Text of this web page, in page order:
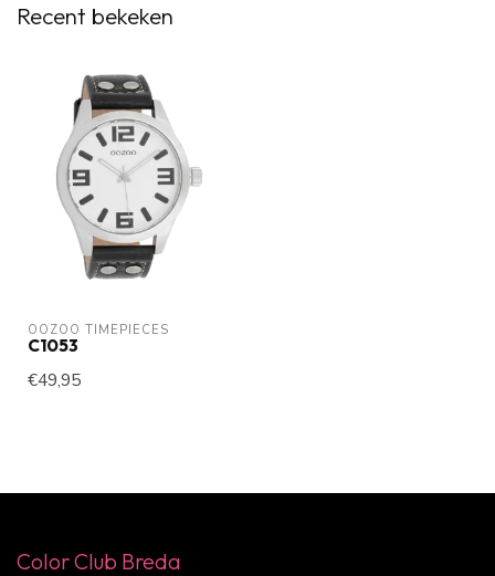
Recent bekeken
OOZOO TIMEPIECES
C1053
€49,95
Color Club Breda